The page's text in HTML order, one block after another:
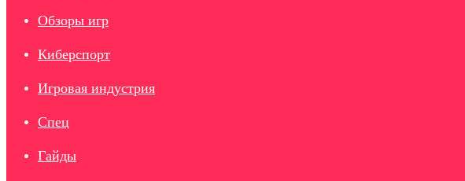
Обзоры игр
Киберспорт
Игровая индустрия
Спец
Гайды